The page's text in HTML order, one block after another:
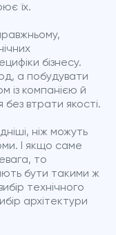
їх.
бізнесу.
а побудувати
із компанією й
втрати якості.
ніж можуть
І якщо саме
то
бути такими ж
технічного
архітектури